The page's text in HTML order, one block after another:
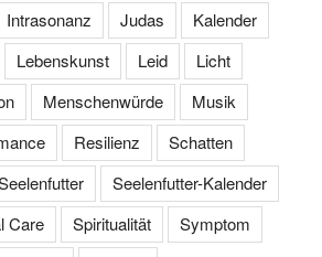
Intrasonanz Judas
Kalender
Lebenskunst Leid
Licht
Menschenwürde
Musik
Resilienz
Schatten
Seelenfutter-Kalender
Care Spiritualität
Symptom